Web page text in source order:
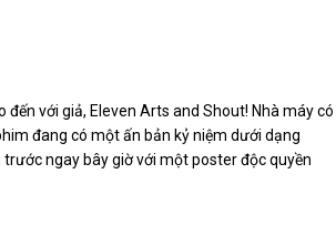
đến với giả, Eleven Arts and Shout! Nhà máy có
đang có một ấn bản kỷ niệm dưới dạng
ngay bây giờ với một poster độc quyền